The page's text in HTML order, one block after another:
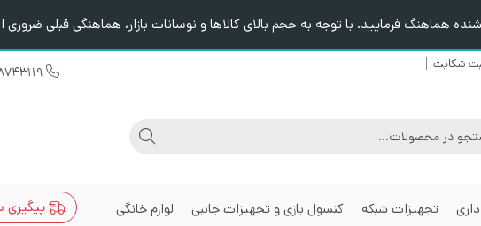
هماهنگ فرمایید. با توجه به حجم بالای کالاها و نوسانات بازار، هماهنگی قبلی
شکایت
تجهیزات شبکه کنسول بازی و تجهیزات جانبی لوازم خانگی پیگیری